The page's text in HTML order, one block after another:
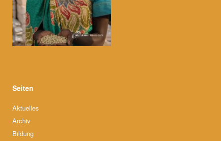
Seiten
Aktuelles
Archiv
Bildung